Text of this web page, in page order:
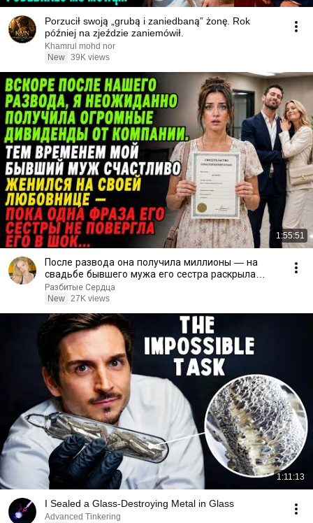
Porzucił swoją „grubą i zaniedbaną” żonę. Rok
później na zjeździe zaniemówił.
Khamrul mohd nor
New 39K views
1:55:51
После развода она получила миллионы — на
свадьбе бывшего мужа его сестра раскрыла
правду
Разбитые Сердца
New 27K views
1:11:13
I Sealed a Glass-Destroying Metal in Glass
Advanced Tinkering